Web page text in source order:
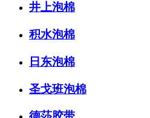
井上泡棉
积水泡棉
日东泡棉
圣戈班泡棉